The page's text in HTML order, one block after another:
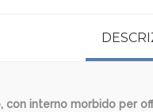
con interno morbido